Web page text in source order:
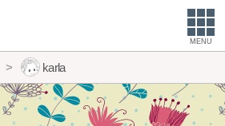
MENU
karla